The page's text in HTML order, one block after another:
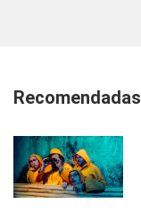
Recomendadas